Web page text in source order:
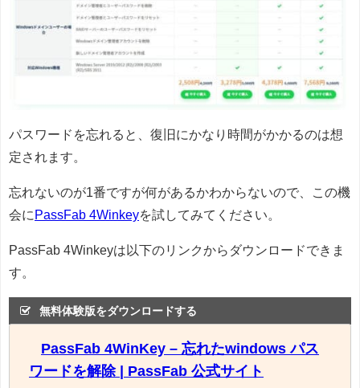
パスワードを忘れると、復旧にかなり時間がかかるのは想
定されます。
忘れないのが1番ですが何があるかわからないので、この機
会に PassFab 4Winkeyを試してみてください。
PassFab 4Winkeyは以下のリンクからダウンロードできま
す。
無料体験版をダウンロードする
PassFab 4WinKey – 忘れたwindows パス
ワードを解除 | PassFab 公式サイト